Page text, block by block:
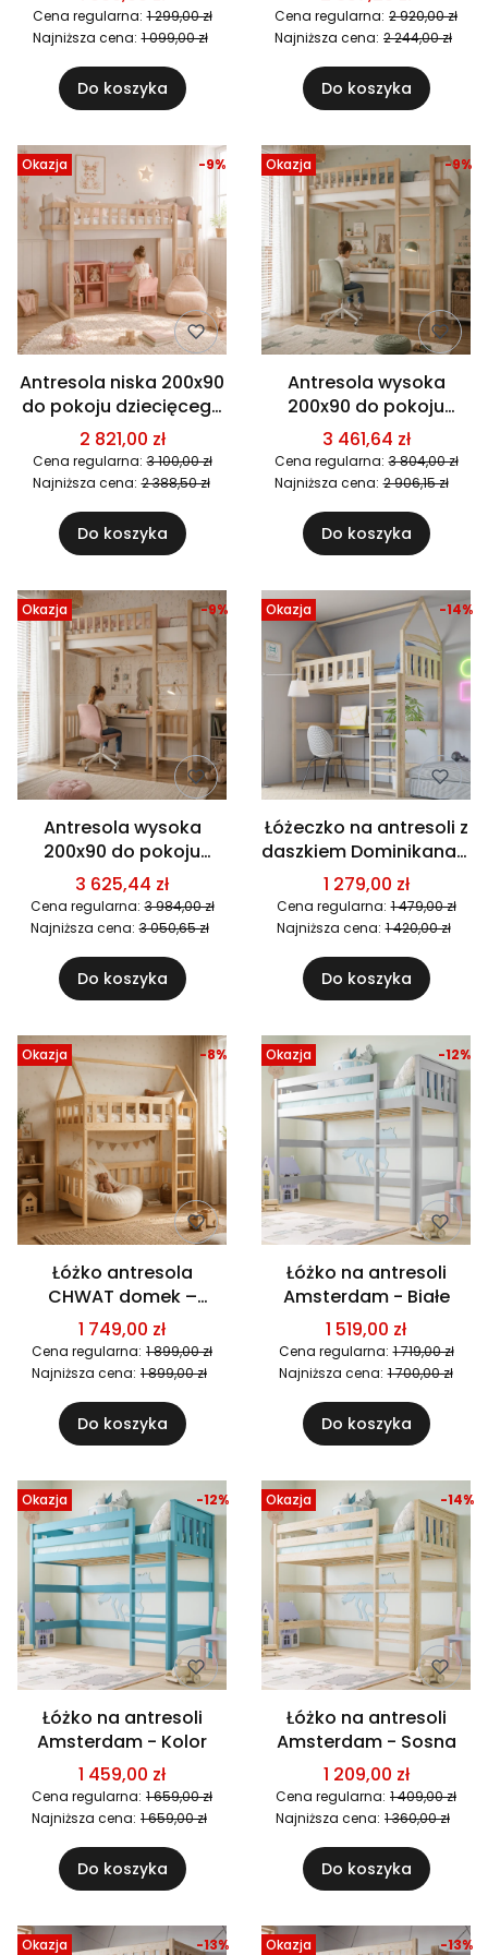
wysokości
Cena regularna: 1 299,00 zł
Najniższa cena: 1 099,00 zł
Do koszyka
Cena regularna: 2 920,00 zł
Najniższa cena: 2 244,00 zł
Do koszyka
Okazja
Antresola niska 200x90
do pokoju dziecięcego
Basic - Kaszmir
2 821,00 zł
Cena regularna: 3 100,00 zł
-9%
Najniższa cena: 2 388,50 zł
Do koszyka
Okazja
Antresola wysoka
200x90 do pokoju
dziecięcego Basic -
Biała
3 461,64 zł
Cena regularna: 3 804,00 zł
-9%
Najniższa cena: 2 906,15 zł
Do koszyka
Okazja
Antresola wysoka
200x90 do pokoju
dziecięcego Basic -
Kaszmir
3 625,44 zł
Cena regularna: 3 984,00 zł
-9%
Najniższa cena: 3 050,65 zł
Do koszyka
Okazja
Łóżeczko na antresoli z
daszkiem Dominikana -
Sosna
1 279,00 zł
Cena regularna: 1 479,00 zł
-14%
Najniższa cena: 1 420,00 zł
Do koszyka
Okazja
Łóżko antresola
CHWAT domek –
drewniane łóżko
dziecięce na
podwyższeniu
1 749,00 zł
Cena regularna: 1 899,00 zł
-8%
Najniższa cena: 1 899,00 zł
Do koszyka
Okazja
Łóżko na antresoli
Amsterdam - Białe
1 519,00 zł
Cena regularna: 1 719,00 zł
-12%
Najniższa cena: 1 700,00 zł
Do koszyka
Okazja
Łóżko na antresoli
Amsterdam - Kolor
1 459,00 zł
Cena regularna: 1 659,00 zł
-12%
Najniższa cena: 1 659,00 zł
Do koszyka
Okazja
Łóżko na antresoli
Amsterdam - Sosna
1 209,00 zł
Cena regularna: 1 409,00 zł
-14%
Najniższa cena: 1 360,00 zł
Do koszyka
Okazja -13% Okazja -13%